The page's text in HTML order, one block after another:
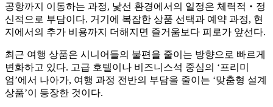
공항까지 이동하는 과정, 낯선 환경에서의 일정은 체력적‧정
신적으로 부담이다. 거기에 복잡한 상품 선택과 예약 과정, 현
지에서의 추가 비용까지 더해지면 즐거움보다 피로가 앞선다.
최근 여행 상품은 시니어들의 불편을 줄이는 방향으로 빠르게
변화하고 있다. 고급 호텔이나 비즈니스석 중심의 ‘프리미
엄’에서 나아가, 여행 과정 전반의 부담을 줄이는 ‘맞춤형 설계
상품’이 등장한 것이다.